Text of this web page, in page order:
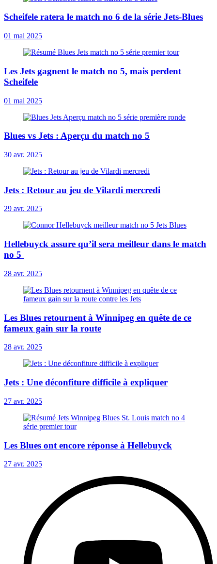
Scheifele ratera le match no 6 de la série Jets-Blues
01 mai 2025
Les Jets gagnent le match no 5, mais perdent
Scheifele
01 mai 2025
Blues vs Jets : Aperçu du match no 5
30 avr. 2025
Jets : Retour au jeu de Vilardi mercredi
29 avr. 2025
Hellebuyck assure qu’il sera meilleur dans le match
no 5
28 avr. 2025
Les Blues retournent à Winnipeg en quête de ce
fameux gain sur la route
28 avr. 2025
Jets : Une déconfiture difficile à expliquer
27 avr. 2025
Les Blues ont encore réponse à Hellebuyck
27 avr. 2025